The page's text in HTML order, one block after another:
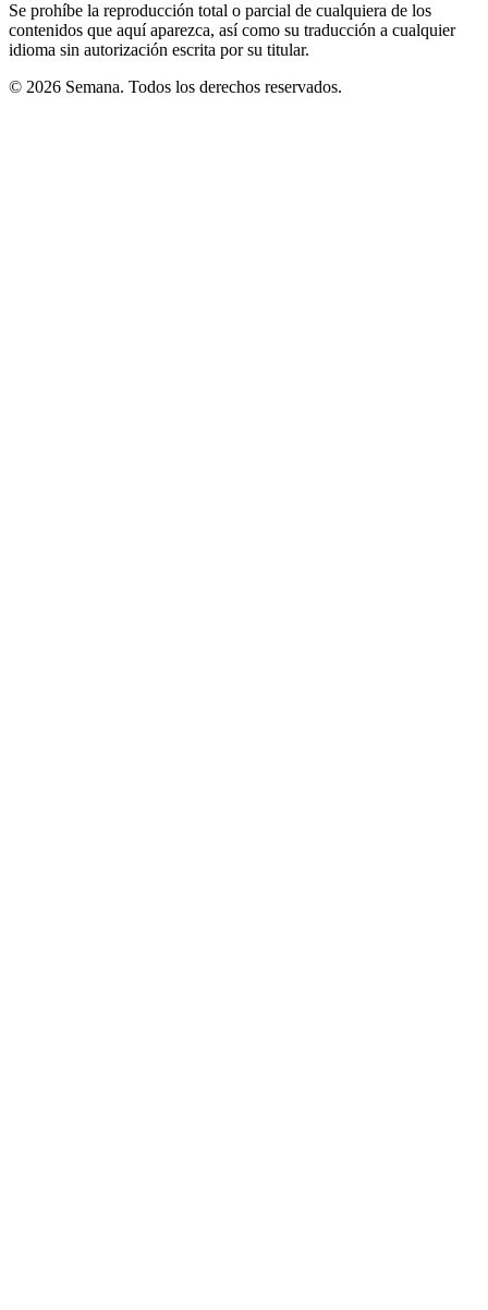
Se prohíbe la reproducción total o parcial de cualquiera de los
contenidos que aquí aparezca, así como su traducción a cualquier
idioma sin autorización escrita por su titular.
© 2026 Semana. Todos los derechos reservados.